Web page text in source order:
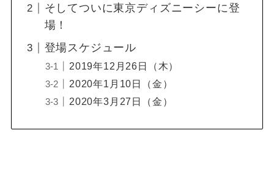
そしてついに東京ディズニーシーに登
場！
登場スケジュール
2019年12月26日（木）
2020年1月10日（金）
2020年3月27日（金）